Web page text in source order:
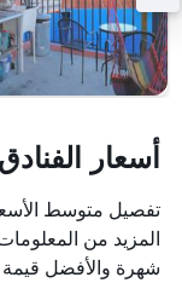
أسعار
تفصيل متوسط
المزيد من المعلومات
شهرة والأفضل